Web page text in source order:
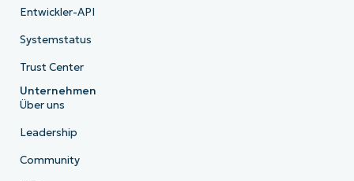
Entwickler-API
Systemstatus
Trust Center
Unternehmen
Über uns
Leadership
Community